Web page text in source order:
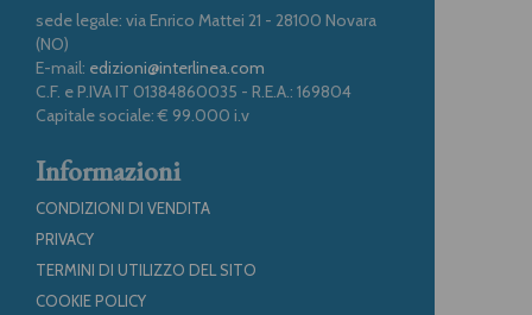
sede legale: via Enrico Mattei 21 - 28100 Novara
(NO)
E-mail: edizioni@interlinea.com
C.F. e P.IVA IT 01384860035 - R.E.A.: 169804
Capitale sociale: € 99.000 i.v
Informazioni
CONDIZIONI DI VENDITA
PRIVACY
TERMINI DI UTILIZZO DEL SITO
COOKIE POLICY